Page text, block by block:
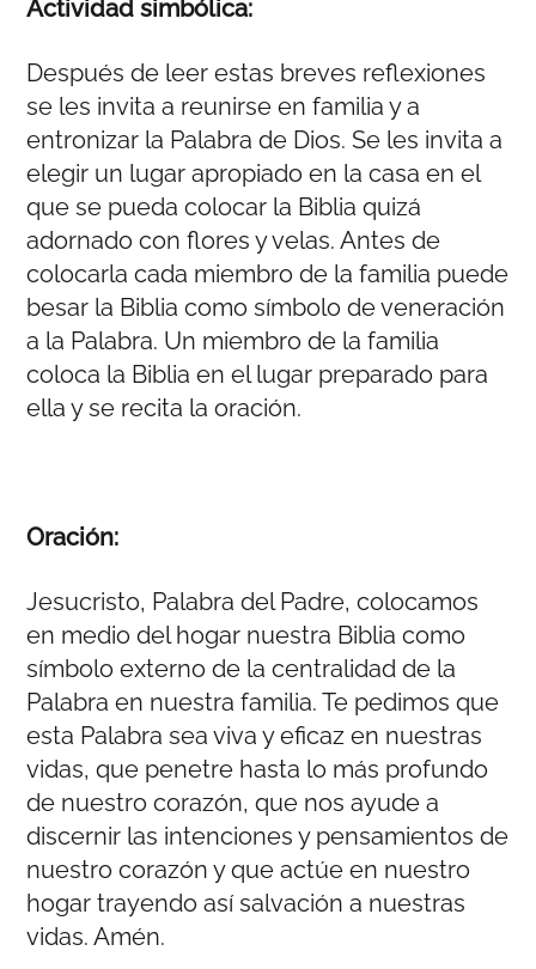
Actividad simbólica:
Después de leer estas breves reflexiones
se les invita a reunirse en familia y a
entronizar la Palabra de Dios. Se les invita a
elegir un lugar apropiado en la casa en el
que se pueda colocar la Biblia quizá
adornado con flores y velas. Antes de
colocarla cada miembro de la familia puede
besar la Biblia como símbolo de veneración
a la Palabra. Un miembro de la familia
coloca la Biblia en el lugar preparado para
ella y se recita la oración.
Oración:
Jesucristo, Palabra del Padre, colocamos
en medio del hogar nuestra Biblia como
símbolo externo de la centralidad de la
Palabra en nuestra familia. Te pedimos que
esta Palabra sea viva y eficaz en nuestras
vidas, que penetre hasta lo más profundo
de nuestro corazón, que nos ayude a
discernir las intenciones y pensamientos de
nuestro corazón y que actúe en nuestro
hogar trayendo así salvación a nuestras
vidas. Amén.